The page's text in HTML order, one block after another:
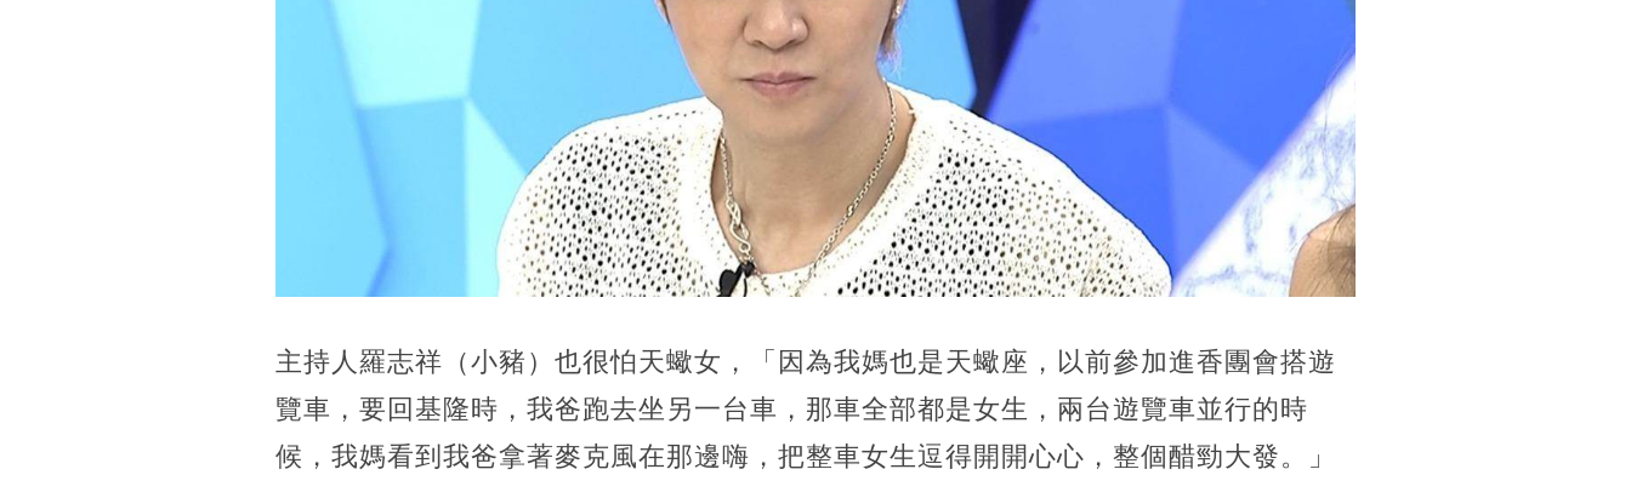
主持人羅志祥（小豬）也很怕天蠍女，「因為我媽也是天蠍座，以前參加進香團會搭遊
覽車，要回基隆時，我爸跑去坐另一台車，那車全部都是女生，兩台遊覽車並行的時
候，我媽看到我爸拿著麥克風在那邊嗨，把整車女生逗得開開心心，整個醋勁大發。」